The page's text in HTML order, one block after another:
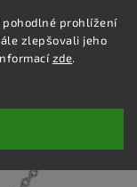
pohodlné prohlížení
zlepšovali jeho
zde.
Hledat
1000